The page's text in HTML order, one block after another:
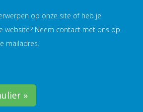
op onze site of heb je
website? Neem contact met ons op
mailadres.
»